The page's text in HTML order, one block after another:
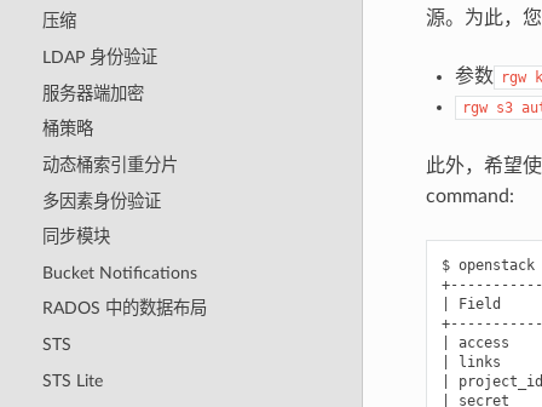
压缩
LDAP 身份验证
服务器端加密
桶策略
动态桶索引重分片
多因素身份验证
同步模块
Bucket Notifications
RADOS 中的数据布局
STS
STS Lite
源。为此，
参数 rgw
rgw s3
此外，希望
command:
$
| Field
|
| links      |
|
|